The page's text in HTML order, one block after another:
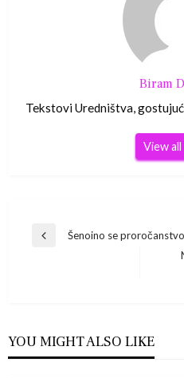
Biram
Tekstovi Uredništva,
View
Navigacija
Previous
Šenoino se
YOU MIGHT ALSO LIKE